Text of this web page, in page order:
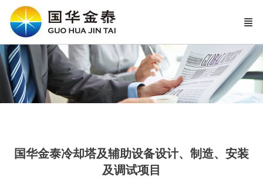
国华金泰冷却塔及辅助设备设计、制造、安装
及调试项目